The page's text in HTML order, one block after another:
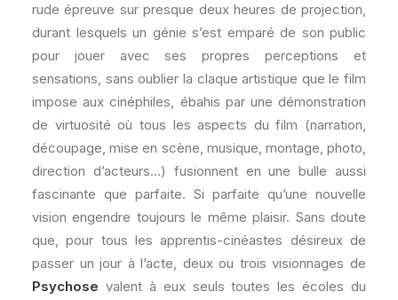
rude épreuve sur presque deux heures de projection,
durant lesquels un génie s’est emparé de son public
pour jouer avec ses propres perceptions et
sensations, sans oublier la claque artistique que le film
impose aux cinéphiles, ébahis par une démonstration
de virtuosité où tous les aspects du film (narration,
découpage, mise en scène, musique, montage, photo,
direction d’acteurs…) fusionnent en une bulle aussi
fascinante que parfaite. Si parfaite qu’une nouvelle
vision engendre toujours le même plaisir. Sans doute
que, pour tous les apprentis-cinéastes désireux de
passer un jour à l’acte, deux ou trois visionnages de
Psychose valent à eux seuls toutes les écoles du